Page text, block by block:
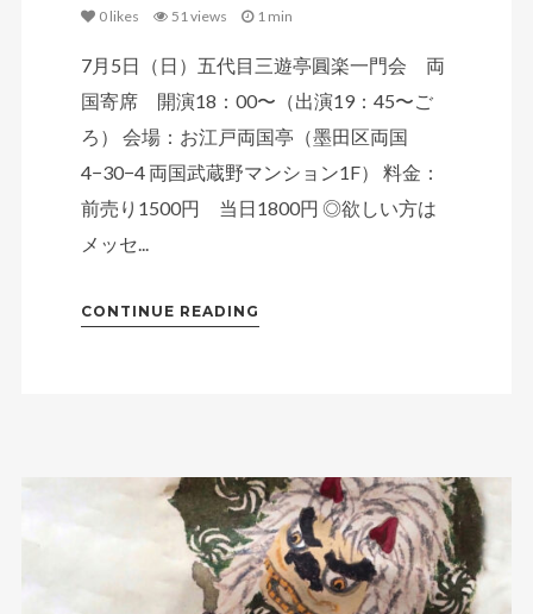
0 likes 51 views 1 min
7月5日（日）五代目三遊亭圓楽一門会 両
国寄席 開演18：00〜（出演19：45〜ご
ろ） 会場：お江戸両国亭（墨田区両国
4−30−4 両国武蔵野マンション1F） 料金：
前売り1500円 当日1800円 ◎欲しい方は
メッセ...
CONTINUE READING